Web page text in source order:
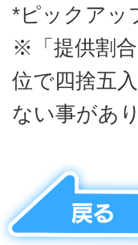
*ピックアッ
※「提供割
位で四捨五
ない事があ